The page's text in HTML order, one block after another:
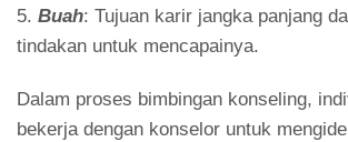
5. Buah: Tujuan karir jangka panjang
tindakan untuk mencapainya.
Dalam proses bimbingan konseling,
bekerja dengan konselor untuk